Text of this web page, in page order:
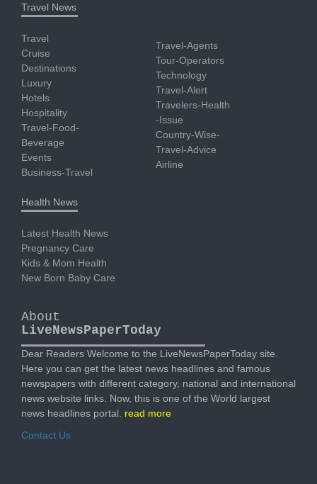
Travel News
Travel
Cruise
Destinations
Luxury
Hotels
Hospitality
Travel-Food-
Beverage
Events
Business-Travel
Travel-Agents
Tour-Operators
Technology
Travel-Alert
Travelers-Health
-Issue
Country-Wise-
Travel-Advice
Airline
Health News
Latest Health News
Pregnancy Care
Kids & Mom Health
New Born Baby Care
About
LiveNewsPaperToday
Dear Readers Welcome to the LiveNewsPaperToday site.
Here you can get the latest news headlines and famous
newspapers with different category, national and international
news website links. Now, this is one of the World largest
news headlines portal. read more
Contact Us